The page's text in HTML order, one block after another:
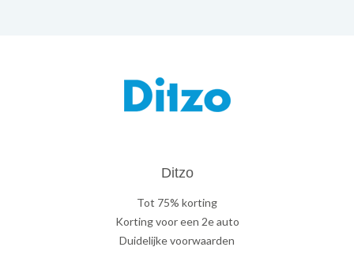
Ditzo
Tot 75% korting
Korting voor een 2e auto
Duidelijke voorwaarden